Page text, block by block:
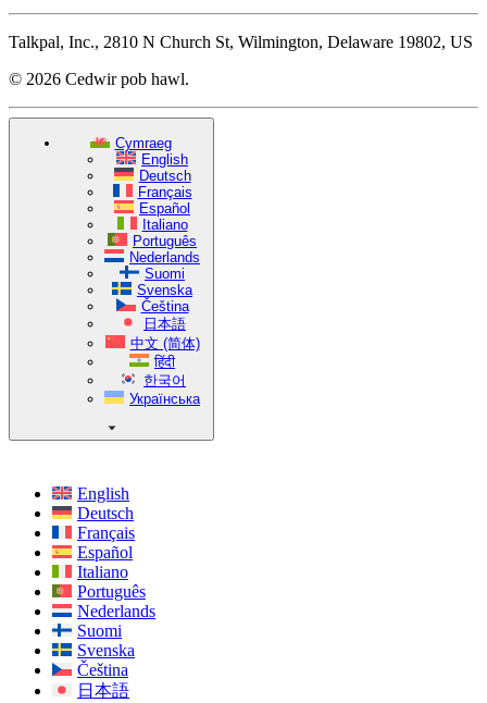
Talkpal, Inc., 2810 N Church St, Wilmington, Delaware 19802, US
© 2026 Cedwir pob hawl.
Cymraeg
English
Deutsch
Français
Español
Italiano
Português
Nederlands
Suomi
Svenska
Čeština
日本語
中文 (简体)
हिंदी
한국어
Українська
English
Deutsch
Français
Español
Italiano
Português
Nederlands
Suomi
Svenska
Čeština
日本語